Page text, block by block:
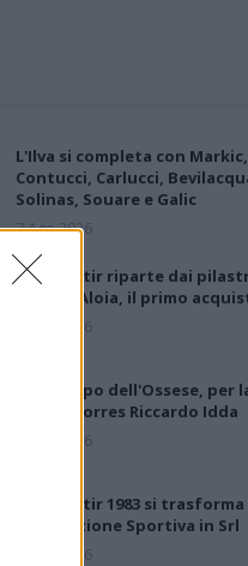
L'Ilva si completa con Markic,
Contucci, Carlucci,
Solinas, Souare e Galic
7 Ago 2026
Il Monastir riparte dai
Pinna e Aloia, il primo
7 Ago 2026
Gran colpo dell'Ossese, per
c'è l'ex Torres Riccardo Idda
7 Ago 2026
Il Monastir 1983 si trasforma
Associazione Sportiva in Srl
7 Ago 2026